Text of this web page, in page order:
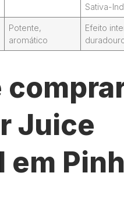
Sativa-
Potente,
aromático
Efeito
Juice
em